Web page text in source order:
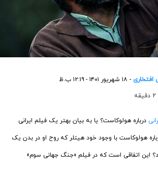
افتخاری - ۱۸ شهریور ۱۴۰۱ - ۱۲:۱۹ ب.ظ
درباره هولوکاست؟ یا به بیان بهتر یک فیلم ایرانی
هولوکاست با وجود خود هیتلر که روح او در بدن یک
این اتفاقی است که در فیلم «جنگ جهانی سوم»